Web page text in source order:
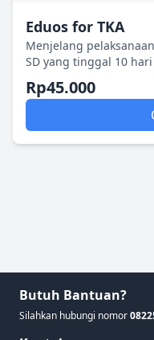
Eduos for TKA
Menjelang
SD yang tinggal 10
Rp45.000
Butuh Bantuan?
Silahkan hubungi nomor